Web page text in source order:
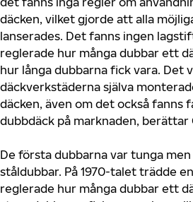
däcken, vilket gjorde att alla
lanserades. Det fanns ingen
reglerade hur många dubbar ett
hur långa dubbarna fick vara. Det
däckverkstäderna själva
däcken, även om det också fanns
dubbdäck på marknaden, berättar
De första dubbarna var tunga
ståldubbar. På 1970-talet trädde
reglerade hur många dubbar ett